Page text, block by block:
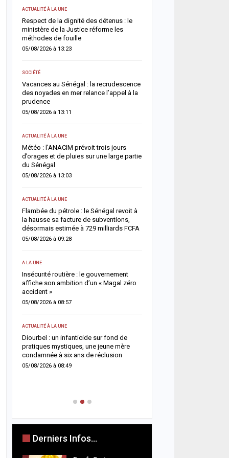
ACTUALITÉ À LA UNE
Respect de la dignité des détenus : le
ministère de la Justice réforme les
méthodes de fouille
05/08/2026 à 13:23
SOCIÉTÉ
Vacances au Sénégal : la recrudescence
des noyades en mer relance l’appel à la
prudence
05/08/2026 à 13:11
ACTUALITÉ À LA UNE
Météo : l’ANACIM prévoit trois jours
d’orages et de pluies sur une large partie
du Sénégal
05/08/2026 à 13:03
ACTUALITÉ À LA UNE
Flambée du pétrole : le Sénégal revoit à
la hausse sa facture de subventions,
désormais estimée à 729 milliards FCFA
05/08/2026 à 09:28
A LA UNE
Insécurité routière : le gouvernement
affiche son ambition d’un « Magal zéro
accident »
05/08/2026 à 08:57
ACTUALITÉ À LA UNE
Diourbel : un infanticide sur fond de
pratiques mystiques, une jeune mère
condamnée à six ans de réclusion
05/08/2026 à 08:49
Derniers Infos...